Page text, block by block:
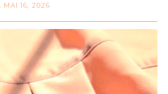
MAI 16, 2026